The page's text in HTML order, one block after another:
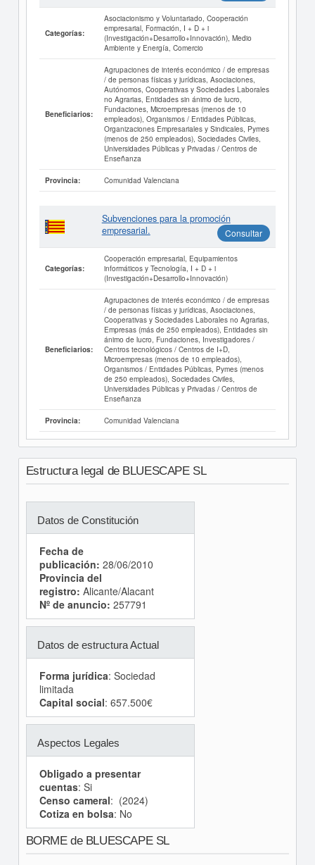
Categorías:
Asociacionismo y Voluntariado, Cooperación
empresarial, Formación, I + D + i
(Investigación+Desarrollo+Innovación), Medio
Ambiente y Energía, Comercio
Beneficiarios:
Agrupaciones de interés económico / de empresas
/ de personas físicas y jurídicas, Asociaciones,
Autónomos, Cooperativas y Sociedades Laborales
no Agrarias, Entidades sin ánimo de lucro,
Fundaciones, Microempresas (menos de 10
empleados), Organismos / Entidades Públicas,
Organizaciones Empresariales y Sindicales, Pymes
(menos de 250 empleados), Sociedades Civiles,
Universidades Públicas y Privadas / Centros de
Enseñanza
Provincia: Comunidad Valenciana
Subvenciones para la promoción
empresarial.
Consultar
Categorías:
Cooperación empresarial, Equipamientos
informáticos y Tecnología, I + D + i
(Investigación+Desarrollo+Innovación)
Beneficiarios:
Agrupaciones de interés económico / de empresas
/ de personas físicas y jurídicas, Asociaciones,
Cooperativas y Sociedades Laborales no Agrarias,
Empresas (más de 250 empleados), Entidades sin
ánimo de lucro, Fundaciones, Investigadores /
Centros tecnológicos / Centros de I+D,
Microempresas (menos de 10 empleados),
Organismos / Entidades Públicas, Pymes (menos
de 250 empleados), Sociedades Civiles,
Universidades Públicas y Privadas / Centros de
Enseñanza
Provincia: Comunidad Valenciana
Estructura legal de BLUESCAPE SL
Datos de Constitución
Fecha de
publicación: 28/06/2010
Provincia del
registro: Alicante/Alacant
Nº de anuncio: 257791
Datos de estructura Actual
Forma jurídica: Sociedad
limitada
Capital social: 657.500€
Aspectos Legales
Obligado a presentar
cuentas: Si
Censo cameral: (2024)
Cotiza en bolsa: No
BORME de BLUESCAPE SL